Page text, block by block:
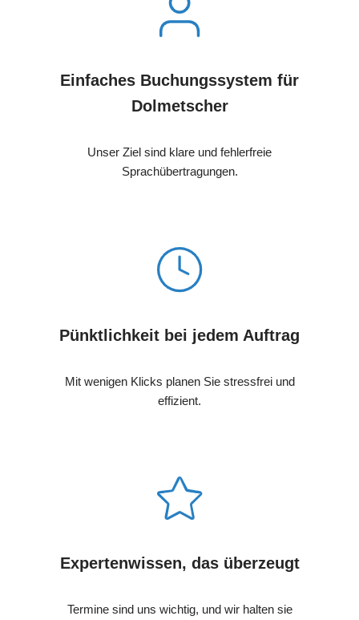
Einfaches Buchungssystem für
Dolmetscher
Unser Ziel sind klare und fehlerfreie
Sprachübertragungen.
Pünktlichkeit bei jedem Auftrag
Mit wenigen Klicks planen Sie stressfrei und
effizient.
Expertenwissen, das überzeugt
Termine sind uns wichtig, und wir halten sie